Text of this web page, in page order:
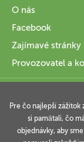
O nás
Facebook
Zajímavé stránky
Provozovatel a
INFORMACE
Pre čo najlepší zážitok
si pamätali, čo
objednávky, aby